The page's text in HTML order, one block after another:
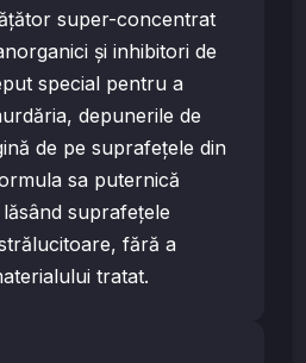
super-concentrat
și inhibitori de
special pentru a
depunerile de
de pe suprafețele din
sa puternică
suprafețele
fără a
tratat.